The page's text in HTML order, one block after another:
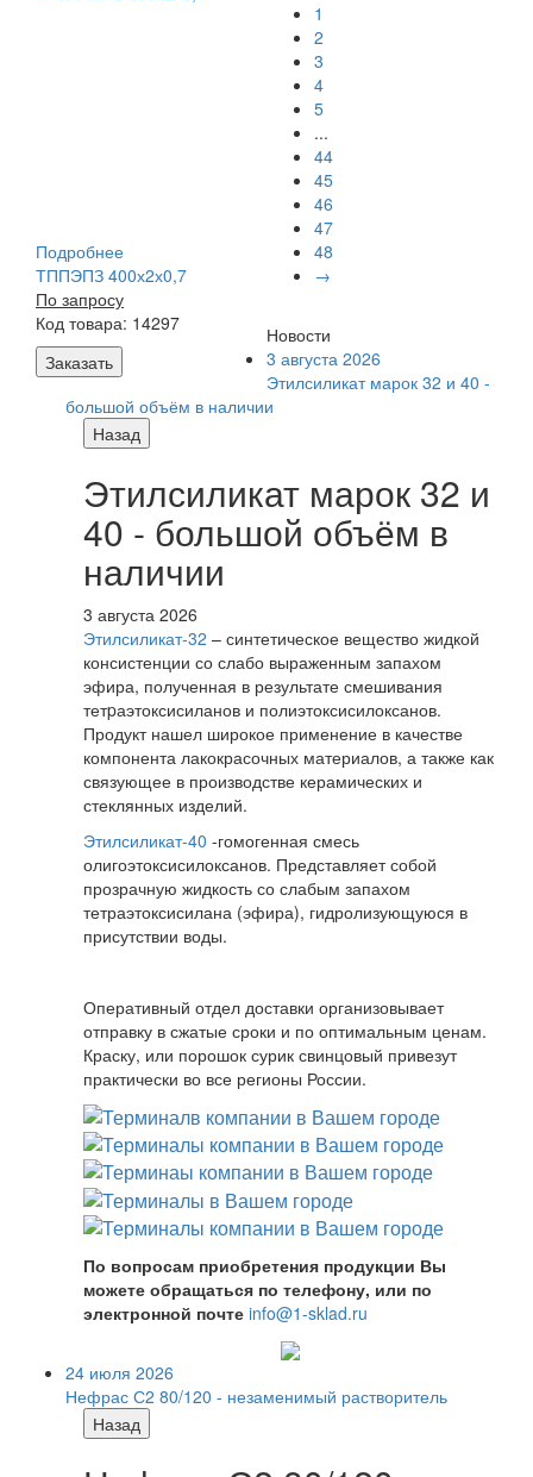
Подробнее
ТППЭПЗ 400х2х0,7
По запросу
Код товара: 14297
Заказать
1
2
3
4
5
...
44
45
46
47
48
→
Новости
3 августа 2026
Этилсиликат марок 32 и 40 -
большой объём в наличии
Назад
Этилсиликат марок 32 и
40 - большой объём в
наличии
3 августа 2026
Этилсиликат-32 – синтетическое вещество жидкой
консистенции со слабо выраженным запахом
эфира, полученная в результате смешивания
тетpаэтоксисиланов и полиэтоксисилоксанов.
Продукт нашел широкое применение в качестве
компонента лакокрасочных материалов, а также как
связующее в производстве керамических и
стеклянных изделий.
Этилсиликат-40 -гомогенная смесь
олигоэтоксисилоксанов. Представляет собой
прозрачную жидкость со слабым запахом
тетраэтоксисилана (эфира), гидролизующуюся в
присутствии воды.
Оперативный отдел доставки организовывает
отправку в сжатые сроки и по оптимальным ценам.
Краску, или порошок сурик свинцовый привезут
практически во все регионы России.
По вопросам приобретения продукции Вы
можете обращаться по телефону, или по
электронной почте info@1-sklad.ru
24 июля 2026
Нефрас С2 80/120 - незаменимый растворитель
Назад